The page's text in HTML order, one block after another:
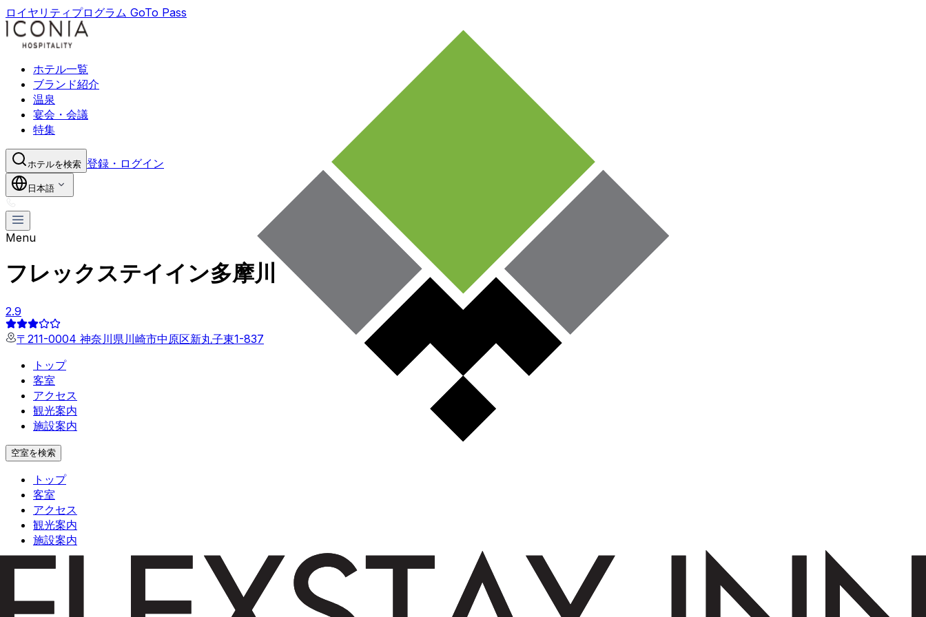
ロイヤリティプログラム GoTo Pass
ホテル一覧
ブランド紹介
温泉
宴会・会議
特集
ホテルを検索 登録・ログイン
日本語
Menu
フレックステイイン多摩川
2.9
〒211-0004 神奈川県川崎市中原区新丸子東1-837
トップ
客室
アクセス
観光案内
施設案内
空室を検索
トップ
客室
アクセス
観光案内
施設案内